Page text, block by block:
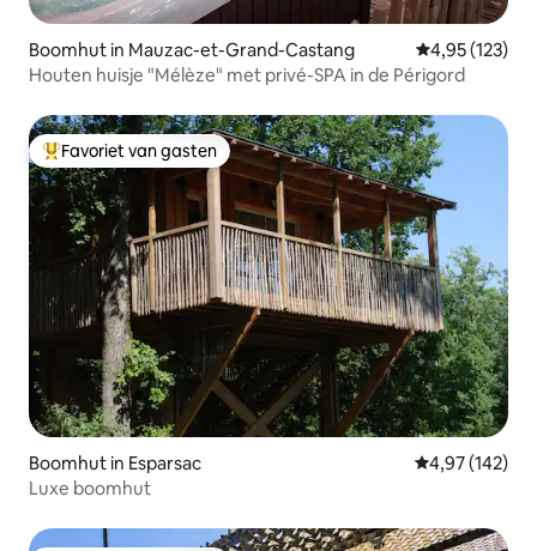
Boomhut in Mauzac-et-Grand-Castang Gemiddelde
4,95 (123)
Houten huisje "Mélèze" met privé-SPA in de Périgord
Topfavoriet van gasten
Favoriet van gasten
Boomhut in Esparsac Gemiddelde
4,97 (142)
Luxe boomhut